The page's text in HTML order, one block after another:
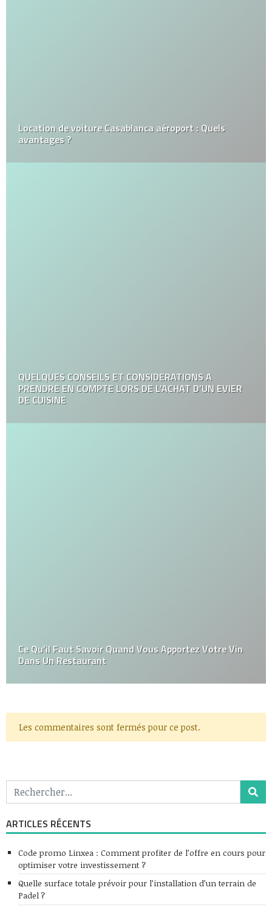
Location de voiture Casablanca aéroport : Quels
avantages ?
QUELQUES CONSEILS ET CONSIDERATIONS A
PRENDRE EN COMPTE LORS DE L’ACHAT D’UN EVIER
DE CUISINE
Ce Qu’il Faut Savoir Quand Vous Apportez Votre Vin
Dans Un Restaurant
Les commentaires sont fermés pour ce post.
ARTICLES RÉCENTS
Code promo Linxea : Comment profiter de l’offre en cours pour
optimiser votre investissement ?
Quelle surface totale prévoir pour l’installation d’un terrain de
Padel ?